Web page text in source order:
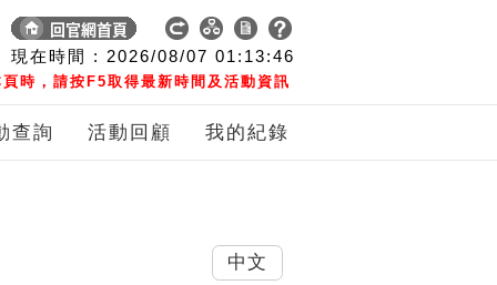
現在時間 : 2026/08/07 01:13:47
時，請按F5取得最新時間及活動資訊
查詢 活動回顧 我的紀錄